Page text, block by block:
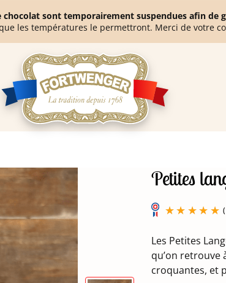
chocolat sont temporairement suspendues afin
les températures le permettront. Merci de votre
Petites
Les Petites
qu’on retrouve
croquantes, et